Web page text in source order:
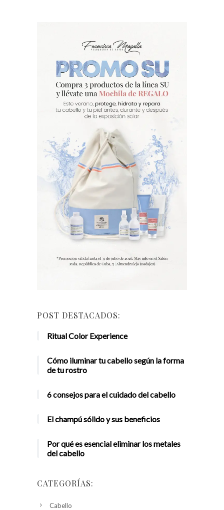
POST DESTACADOS:
Ritual Color Experience
Cómo iluminar tu cabello según la forma
de tu rostro
6 consejos para el cuidado del cabello
El champú sólido y sus beneficios
Por qué es esencial eliminar los metales
del cabello
CATEGORÍAS:
Cabello